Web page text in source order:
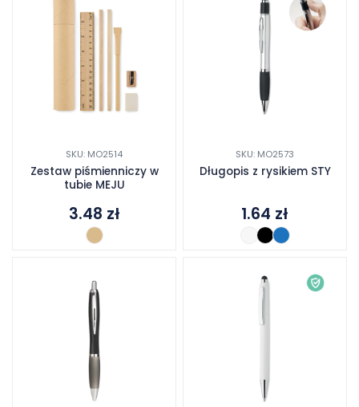
SKU: MO2514
Zestaw piśmienniczy w
tubie MEJU
3.48 zł
SKU: MO2573
Długopis z rysikiem STY
1.64 zł